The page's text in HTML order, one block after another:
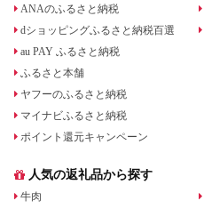
ANAのふるさと納税
dショッピングふるさと納税百選
au PAY ふるさと納税
ふるさと本舗
ヤフーのふるさと納税
マイナビふるさと納税
ポイント還元キャンペーン
人気の返礼品から探す
牛肉